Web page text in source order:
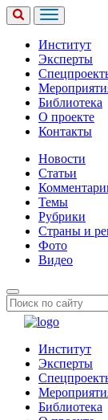
Институт
Эксперты
Библиотека
О проекте
Контакты
Новости
Статьи
Темы
Рубрики
Страны и
Фото
Видео
Институт
Эксперты
Библиотека